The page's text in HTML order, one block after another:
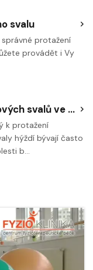
svalu
protažení
provádět i Vy
Protažení hýžďových svalů ve stoje
k protažení
hýždí bývají často
b…